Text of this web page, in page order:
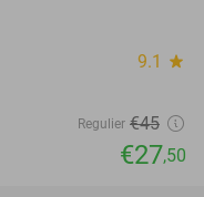
9.1 star
Regulier €45
€27,50